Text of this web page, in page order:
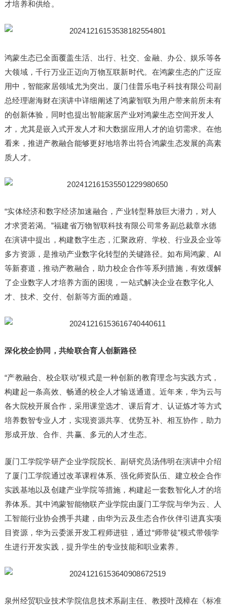
才培养和供给。
鸿蒙生态已全面覆盖生活、出行、社交、金融、办公、娱乐等各
大领域，千行万业正迈向万物互联新时代。在鸿蒙生态的广泛应
用中，智能家居领域尤为突出。厦门佳普乐电子科技有限公司副
总经理谢海财在演讲中详细阐述了鸿蒙智联为用户带来前所未有
的创新体验，同时也提出智能家居产业对鸿蒙生态空间开发人
才，尤其是嵌入式开发人才和大数据应用人才的迫切需求。在他
看来，推进产教融合能够更好地培养出符合鸿蒙生态发展的高素
质人才。
“实体经济和数字经济加速融合，产业转型释放巨大潜力，对人
才求贤若渴。”福建省万物智联科技有限公司常务副总裁章水德
在演讲中提出，构建数字生态，汇聚政府、学校、行业及企业等
多方资源，是推动产业数字化转型的关键路径。如布局鸿蒙、AI
等新赛道，推动产教融合，助力校企合作等系列措施，有效缓解
了企业数字人才培养方面的困境，一站式解决企业在数字化人
才、技术、交付、创新等方面的难题。
深化校企协同，共绘联合育人创新路径
“产教融合、校企联动”模式是一种创新的教育理念与实践方式，
构建起一条高效、畅通的校企人才输送通道。近年来，华为云与
各大院校开展合作，采用课堂选才、课后育才、认证炼才等方式
培养数智专业人才，实现资源共享、优势互补、相互协作，助力
形成开放、合作、共赢、多元的人才生态。
厦门工学院学研产企业学院院长、副研究员汤伟明在演讲中介绍
了厦门工学院通过改革课程体系、强化师资队伍、建立校企合作
实践基地以及创建产业学院等措施，构建起一套数智化人才的培
养体系。其中鸿蒙智能物联产业学院由厦门工学院与华为云、人
工智能行业协会携手共建，由华为云及生态合作伙伴引进真实项
目资源，华为云委派开发工程师进驻，通过“师带徒”模式带领学
生进行开发实践，提升学生的专业技能和职业素养。
泉州经贸职业技术学院信息技术系副主任、教授叶茂樟在《标准